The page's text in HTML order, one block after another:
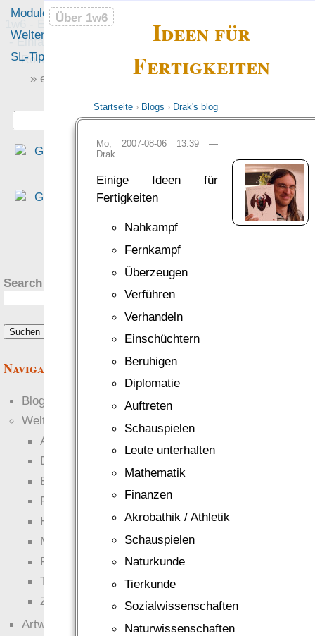
1w6 - Ein Würfel System
- Einfach saubere, freie
Rollenspiel-Regeln
Ideen für
Fertigkeiten
Startseite› Blogs › Drak's blog
Mo, 2007-08-06 13:39 —
Drak
Einige Ideen für
Fertigkeiten
Nahkampf
Fernkampf
Überzeugen
Verführen
Verhandeln
Einschüchtern
Beruhigen
Diplomatie
Auftreten
Schauspielen
Leute unterhalten
Mathematik
Finanzen
Akrobathik / Athletik
Schauspielen
Naturkunde
Tierkunde
Sozialwissenschaften
Naturwissenschaften
Über 1w6
Module
Welten
SL-Tipps
Mitmachen
» einfach saubere «
Über 1w6
Downloads
Search this site:
Navigation
Blogs
Welten
Ante Portas
Die neuen Lande
EWS-X
Freihändler
Hinter der Welt
Magie
RaumZeit
Technophob
Zettel-RPG
Artwork
„Wir haben viel gewürfelt,
±W6-Mechanik haben
Spieler schnell
[…und haben sich
dass die Werte zur
stellung passen.“
— PiHalbe: Katzulhu
was Leute sagen…